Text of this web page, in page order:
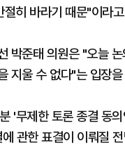
히 바라기 때문"이라
박준태 의원은 "오늘
지울 수 없다"는 입장
'무제한 토론 종결 동
관한 표결이 이뤄질